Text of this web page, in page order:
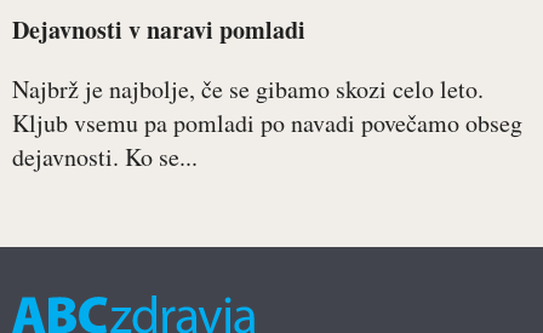
Dejavnosti v naravi pomladi
Najbrž je najbolje, če se gibamo skozi celo leto.
Kljub vsemu pa pomladi po navadi povečamo obseg
dejavnosti. Ko se...